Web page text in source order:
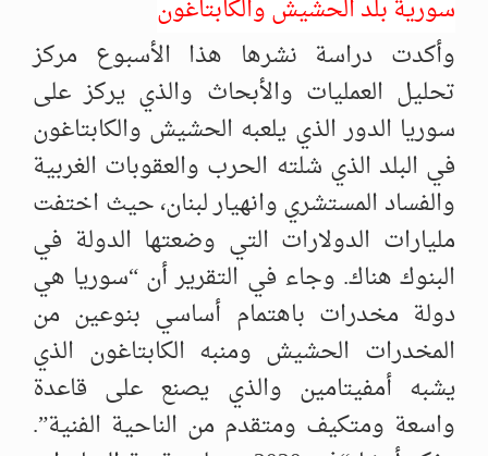
سورية بلد الحشيش والكابتاغون
وأكدت دراسة نشرها هذا الأسبوع مركز
تحليل العمليات والأبحاث والذي يركز على
سوريا الدور الذي يلعبه الحشيش والكابتاغون
في البلد الذي شلته الحرب والعقوبات الغربية
والفساد المستشري وانهيار لبنان، حيث اختفت
مليارات الدولارات التي وضعتها الدولة في
البنوك هناك. وجاء في التقرير أن “سوريا هي
دولة مخدرات باهتمام أساسي بنوعين من
المخدرات الحشيش ومنبه الكابتاغون الذي
يشبه أمفيتامين والذي يصنع على قاعدة
واسعة ومتكيف ومتقدم من الناحية الفنية”.